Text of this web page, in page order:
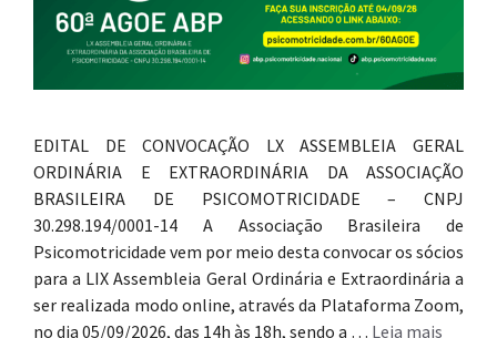
EDITAL DE CONVOCAÇÃO LX ASSEMBLEIA GERAL
ORDINÁRIA E EXTRAORDINÁRIA DA ASSOCIAÇÃO
BRASILEIRA DE PSICOMOTRICIDADE – CNPJ
30.298.194/0001-14 A Associação Brasileira de
Psicomotricidade vem por meio desta convocar os sócios
para a LIX Assembleia Geral Ordinária e Extraordinária a
ser realizada modo online, através da Plataforma Zoom,
no dia 05/09/2026, das 14h às 18h, sendo a … Leia mais